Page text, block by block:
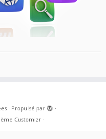
· Propulsé par
·
Customizr·